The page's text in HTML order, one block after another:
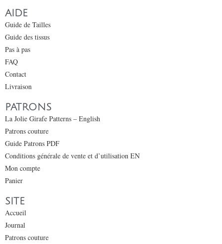
AIDE
Guide de Tailles
Guide des tissus
Pas à pas
FAQ
Contact
Livraison
PATRONS
La Jolie Girafe Patterns – English
Patrons couture
Guide Patrons PDF
Conditions générale de vente et d’utilisation EN
Mon compte
Panier
SITE
Accueil
Journal
Patrons couture